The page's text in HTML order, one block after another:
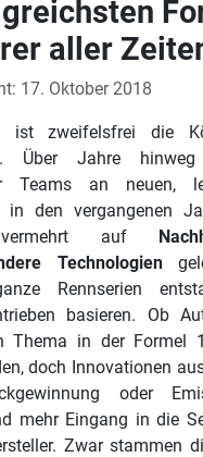
aller
17. Oktober 2018
ist zweifelsfrei die
Über Jahre
Teams an neuen,
in den vergangenen
vermehrt auf
Technologien
Rennserien
basieren. Ob
Thema in der Formel
doch Innovationen
oder
mehr Eingang in die
Zwar stammen